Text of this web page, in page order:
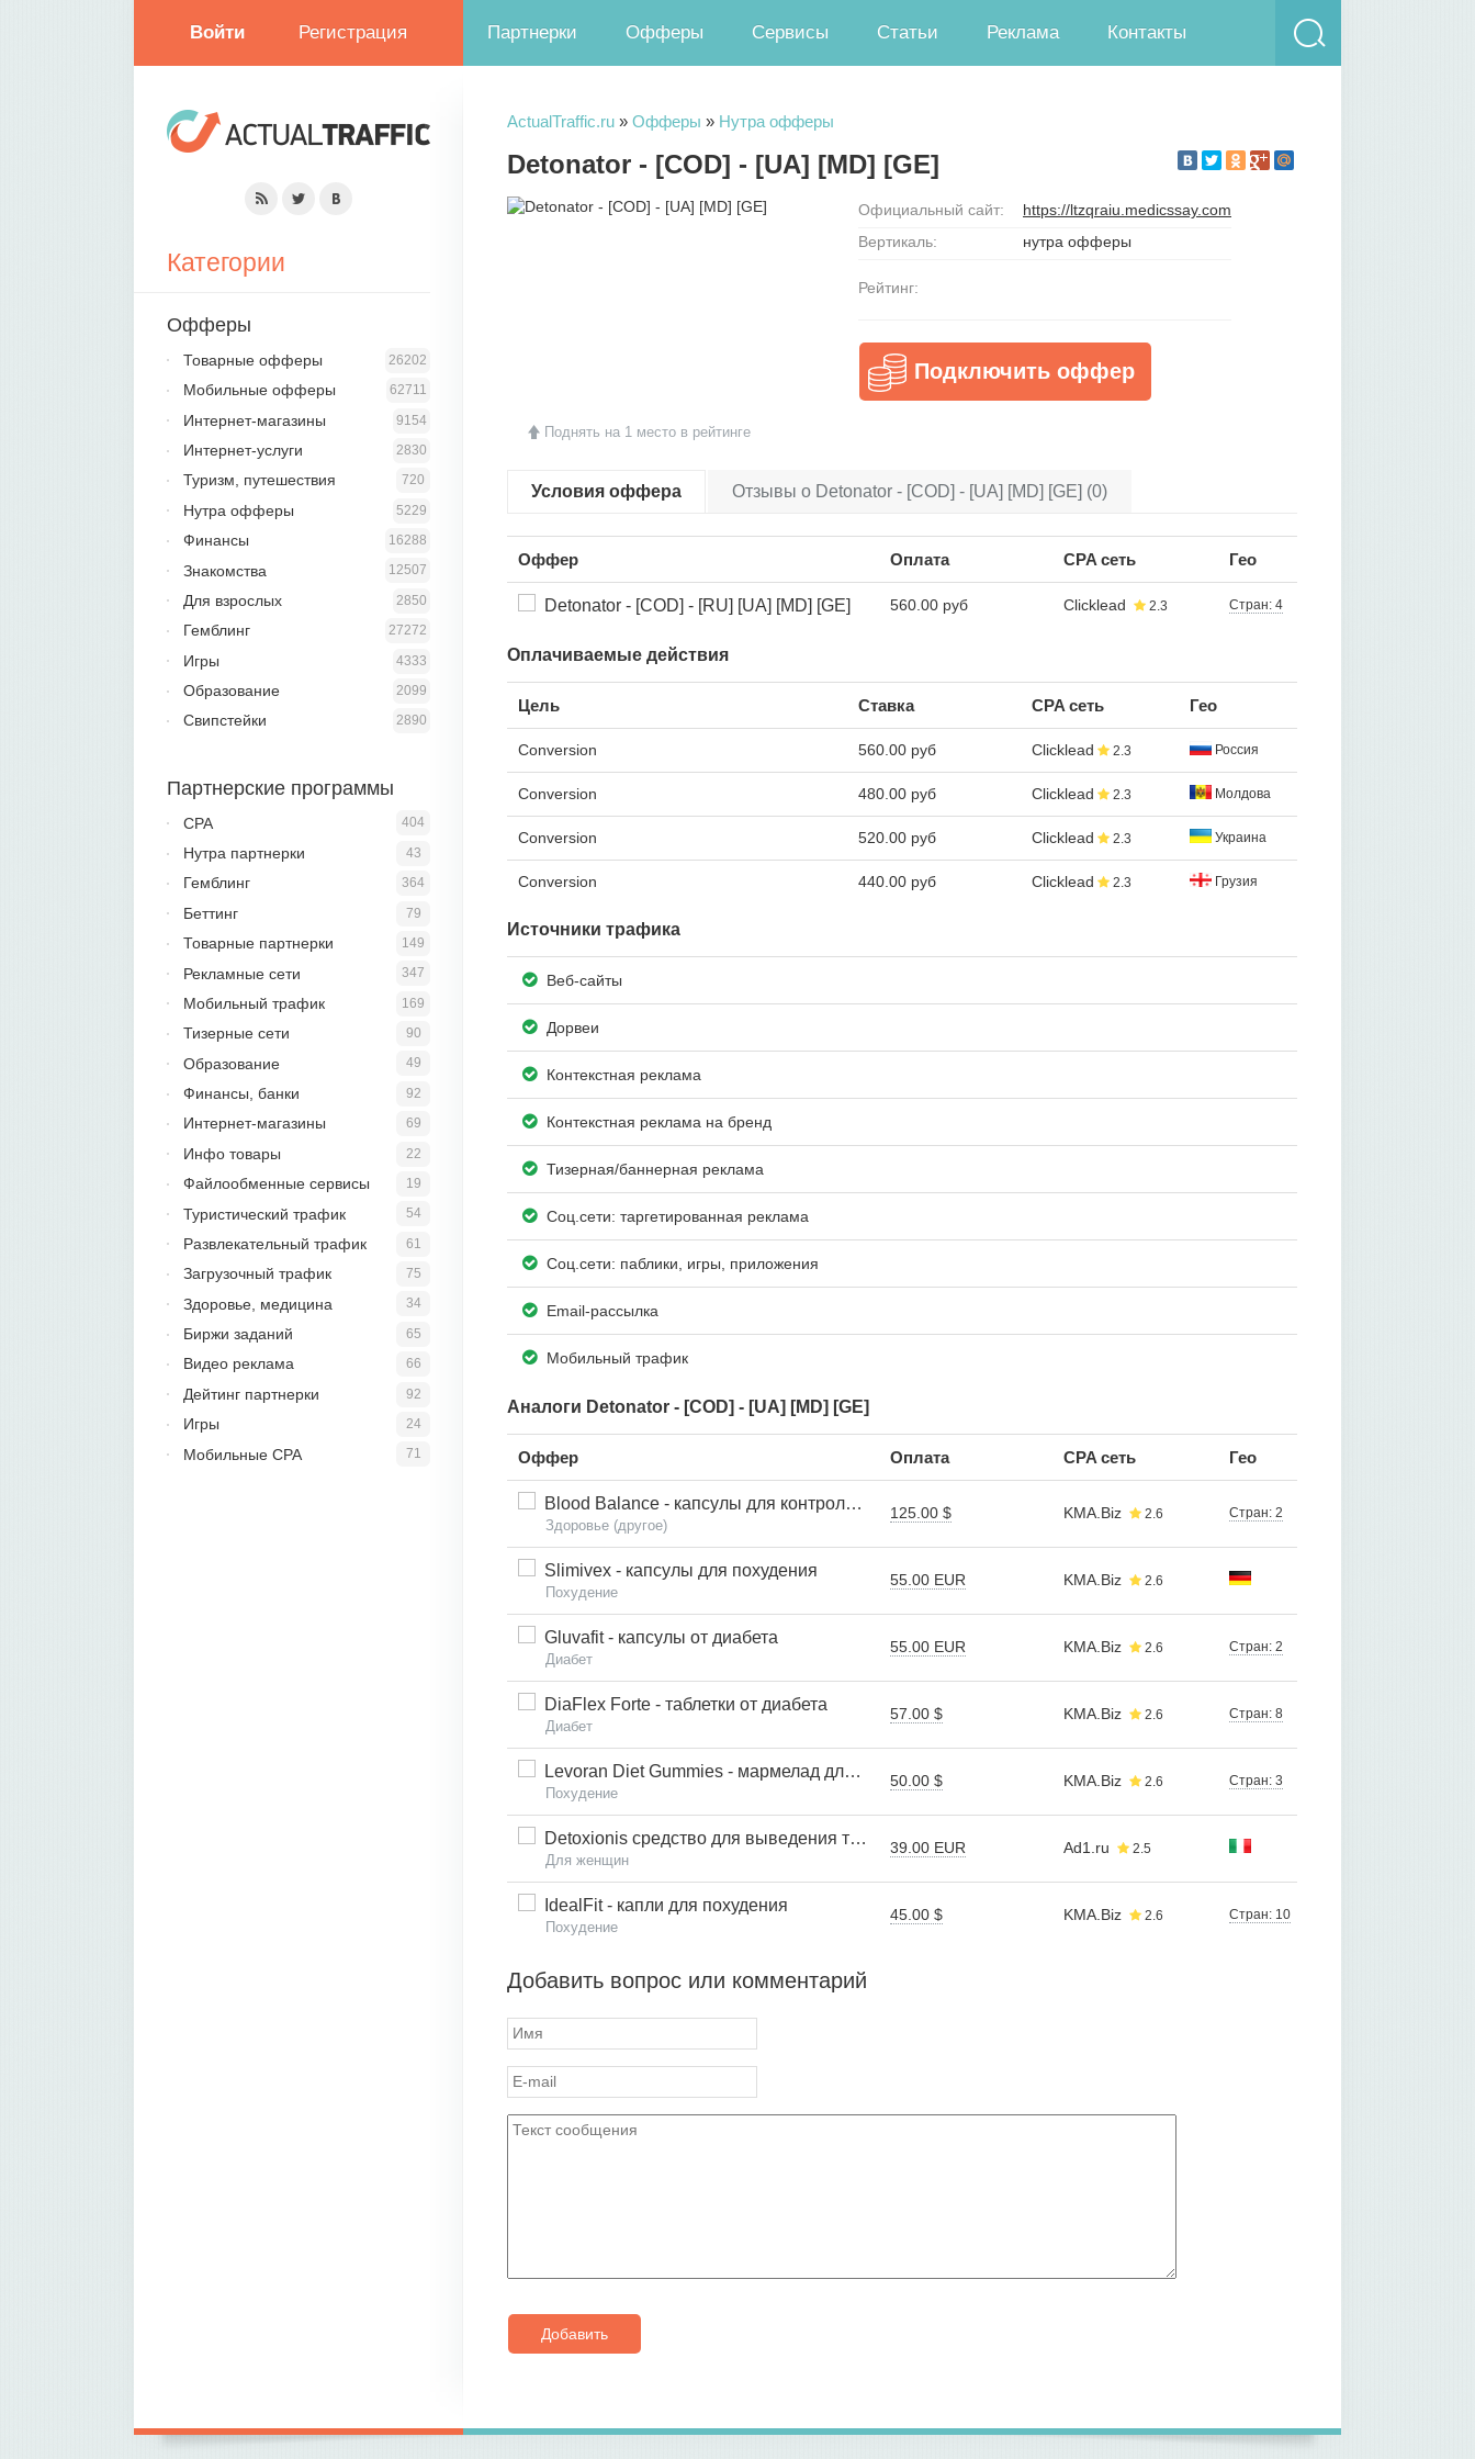
Войти Регистрация Партнерки Офферы Сервисы Статьи Реклама Контакты
ActualTraffic.ru » Офферы » Нутра офферы
Detonator - [COD] - [UA] [MD] [GE]
Поднять на 1 место в рейтинге
Официальный сайт:
https://ltzqraiu.medicssay.com
Вертикаль:
нутра офферы
Рейтинг:
Подключить оффер
Условия оффера Отзывы о Detonator - [COD] - [UA] [MD] [GE] (0)
Оффер Оплата CPA сеть Гео
Detonator - [COD] - [RU] [UA] [MD] [GE] 560.00 руб Clicklead 2.3 Стран: 4
Оплачиваемые действия
Цель Ставка CPA сеть Гео
Conversion 560.00 руб Clicklead 2.3 Россия
Conversion 480.00 руб Clicklead 2.3 Молдова
Conversion 520.00 руб Clicklead 2.3 Украина
Conversion 440.00 руб Clicklead 2.3 Грузия
Источники трафика
Веб-сайты
Дорвеи
Контекстная реклама
Контекстная реклама на бренд
Тизерная/баннерная реклама
Соц.сети: таргетированная реклама
Соц.сети: паблики, игры, приложения
Email-рассылка
Мобильный трафик
Аналоги Detonator - [COD] - [UA] [MD] [GE]
Оффер Оплата CPA сеть Гео
Blood Balance - капсулы для контроля давления и сахара в крови
Здоровье (другое)
125.00 $ KMA.Biz 2.6 Стран: 2
Slimivex - капсулы для похудения
Похудение
55.00 EUR KMA.Biz 2.6
Gluvafit - капсулы от диабета
Диабет
55.00 EUR KMA.Biz 2.6 Стран: 2
DiaFlex Forte - таблетки от диабета
Диабет
57.00 $ KMA.Biz 2.6 Стран: 8
Levoran Diet Gummies - мармелад для похудения
Похудение
50.00 $ KMA.Biz 2.6 Стран: 3
Detoxionis средство для выведения токсинов - IT (Италия)
Для женщин
39.00 EUR Ad1.ru 2.5
IdealFit - капли для похудения
Похудение
45.00 $ KMA.Biz 2.6 Стран: 10
Добавить вопрос или комментарий
Добавить
Категории
Офферы
26202
Товарные офферы
62711
Мобильные офферы
9154
Интернет-магазины
2830
Интернет-услуги
720
Туризм, путешествия
5229
Нутра офферы
16288
Финансы
12507
Знакомства
2850
Для взрослых
27272
Гемблинг
4333
Игры
2099
Образование
2890
Свипстейки
Партнерские программы
404
CPA
43
Нутра партнерки
364
Гемблинг
79
Беттинг
149
Товарные партнерки
347
Рекламные сети
169
Мобильный трафик
90
Тизерные сети
49
Образование
92
Финансы, банки
69
Интернет-магазины
22
Инфо товары
19
Файлообменные сервисы
54
Туристический трафик
61
Развлекательный трафик
75
Загрузочный трафик
34
Здоровье, медицина
65
Биржи заданий
66
Видео реклама
92
Дейтинг партнерки
24
Игры
71
Мобильные CPA